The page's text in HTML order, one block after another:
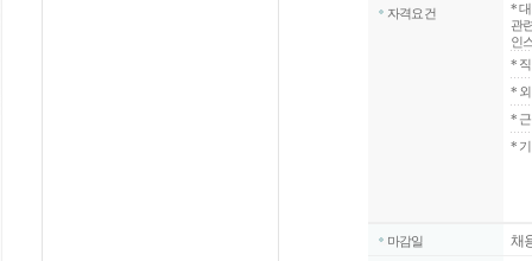
자격요건 *
관
인
*
*
*
*
마감일 채